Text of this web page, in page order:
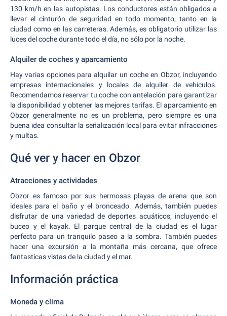
130 km/h en las autopistas. Los conductores están obligados a
llevar el cinturón de seguridad en todo momento, tanto en la
ciudad como en las carreteras. Además, es obligatorio utilizar las
luces del coche durante todo el día, no sólo por la noche.
Alquiler de coches y aparcamiento
Hay varias opciones para alquilar un coche en Obzor, incluyendo
empresas internacionales y locales de alquiler de vehículos.
Recomendamos reservar tu coche con antelación para garantizar
la disponibilidad y obtener las mejores tarifas. El aparcamiento en
Obzor generalmente no es un problema, pero siempre es una
buena idea consultar la señalización local para evitar infracciones
y multas.
Qué ver y hacer en Obzor
Atracciones y actividades
Obzor es famoso por sus hermosas playas de arena que son
ideales para el baño y el bronceado. Además, también puedes
disfrutar de una variedad de deportes acuáticos, incluyendo el
buceo y el kayak. El parque central de la ciudad es el lugar
perfecto para un tranquilo paseo a la sombra. También puedes
hacer una excursión a la montaña más cercana, que ofrece
fantasticas vistas de la ciudad y el mar.
Información práctica
Moneda y clima